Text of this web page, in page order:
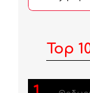
...
Top